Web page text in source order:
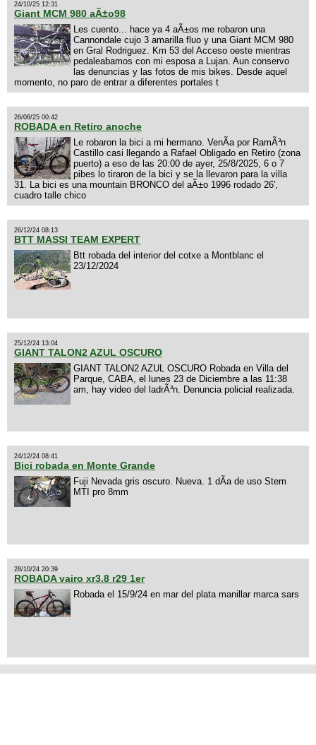
24/10/25 12:31
Giant MCM 980 aÃ±o98
Les cuento... hace ya 4 aÃ±os me robaron una
Cannondale cujo 3 amarilla fluo y una Giant MCM 980
en Gral Rodriguez. Km 53 del Acceso oeste mientras
pedaleabamos con mi esposa a Lujan. Aun conservo
las denuncias y las fotos de mis bikes. Desde aquel
momento, no paro de entrar a diferentes portales t
26/08/25 00:42
ROBADA en Retiro anoche
Le robaron la bici a mi hermano. VenÃ­a por RamÃ³n
Castillo casi llegando a Rafael Obligado en Retiro (zona
puerto) a eso de las 20:00 de ayer, 25/8/2025, 6 o 7
pibes lo tiraron de la bici y se la llevaron para la villa
31. La bici es una mountain BRONCO del aÃ±o 1996 rodado 26',
cuadro talle chico
26/12/24 08:13
BTT MASSI TEAM EXPERT
Btt robada del interior del cotxe a Montblanc el
23/12/2024
25/12/24 13:04
GIANT TALON2 AZUL OSCURO
GIANT TALON2 AZUL OSCURO Robada en Villa del
Parque, CABA, el lunes 23 de Diciembre a las 11:38
am, hay video del ladrÃ³n. Denuncia policial realizada.
24/12/24 08:41
Bici robada en Monte Grande
Fuji Nevada gris oscuro. Nueva. 1 dÃ­a de uso Stem
MTI pro 8mm
28/10/24 20:39
ROBADA vairo xr3.8 r29 1er
Robada el 15/9/24 en mar del plata manillar marca sars